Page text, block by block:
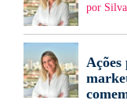
por